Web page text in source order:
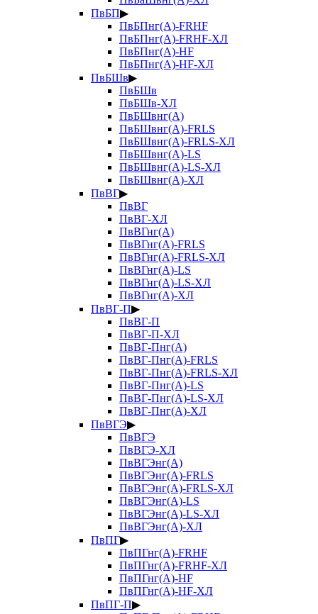
ПвБП▶
ПвБПнг(А)-FRHF
ПвБПнг(А)-FRHF-ХЛ
ПвБПнг(А)-HF
ПвБПнг(А)-HF-ХЛ
ПвБШв▶
ПвБШв
ПвБШв-ХЛ
ПвБШвнг(А)
ПвБШвнг(А)-FRLS
ПвБШвнг(А)-FRLS-ХЛ
ПвБШвнг(А)-LS
ПвБШвнг(А)-LS-ХЛ
ПвБШвнг(А)-ХЛ
ПвВГ▶
ПвВГ
ПвВГ-ХЛ
ПвВГнг(А)
ПвВГнг(А)-FRLS
ПвВГнг(А)-FRLS-ХЛ
ПвВГнг(А)-LS
ПвВГнг(А)-LS-ХЛ
ПвВГнг(А)-ХЛ
ПвВГ-П▶
ПвВГ-П
ПвВГ-П-ХЛ
ПвВГ-Пнг(А)
ПвВГ-Пнг(А)-FRLS
ПвВГ-Пнг(А)-FRLS-ХЛ
ПвВГ-Пнг(А)-LS
ПвВГ-Пнг(А)-LS-ХЛ
ПвВГ-Пнг(А)-ХЛ
ПвВГЭ▶
ПвВГЭ
ПвВГЭ-ХЛ
ПвВГЭнг(А)
ПвВГЭнг(А)-FRLS
ПвВГЭнг(А)-FRLS-ХЛ
ПвВГЭнг(А)-LS
ПвВГЭнг(А)-LS-ХЛ
ПвВГЭнг(А)-ХЛ
ПвПГ▶
ПвПГнг(А)-FRHF
ПвПГнг(А)-FRHF-ХЛ
ПвПГнг(А)-HF
ПвПГнг(А)-HF-ХЛ
ПвПГ-П▶